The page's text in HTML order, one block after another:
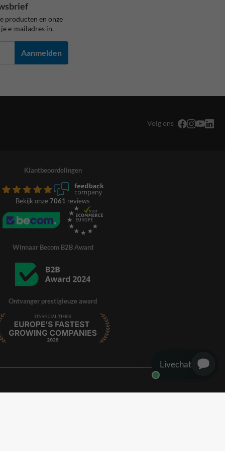
producten en onze
e-mailadres in.
Aanmelden
Volg ons
Klantbeoordelingen
Bekijk onze 7061 reviews
Winnaar Becom B2B Award
Ontvanger prestigieuze award
Livechat